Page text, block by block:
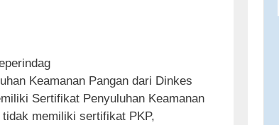
Keamanan Pangan dari Dinkes
Sertifikat Penyuluhan Keamanan
memiliki sertifikat PKP,